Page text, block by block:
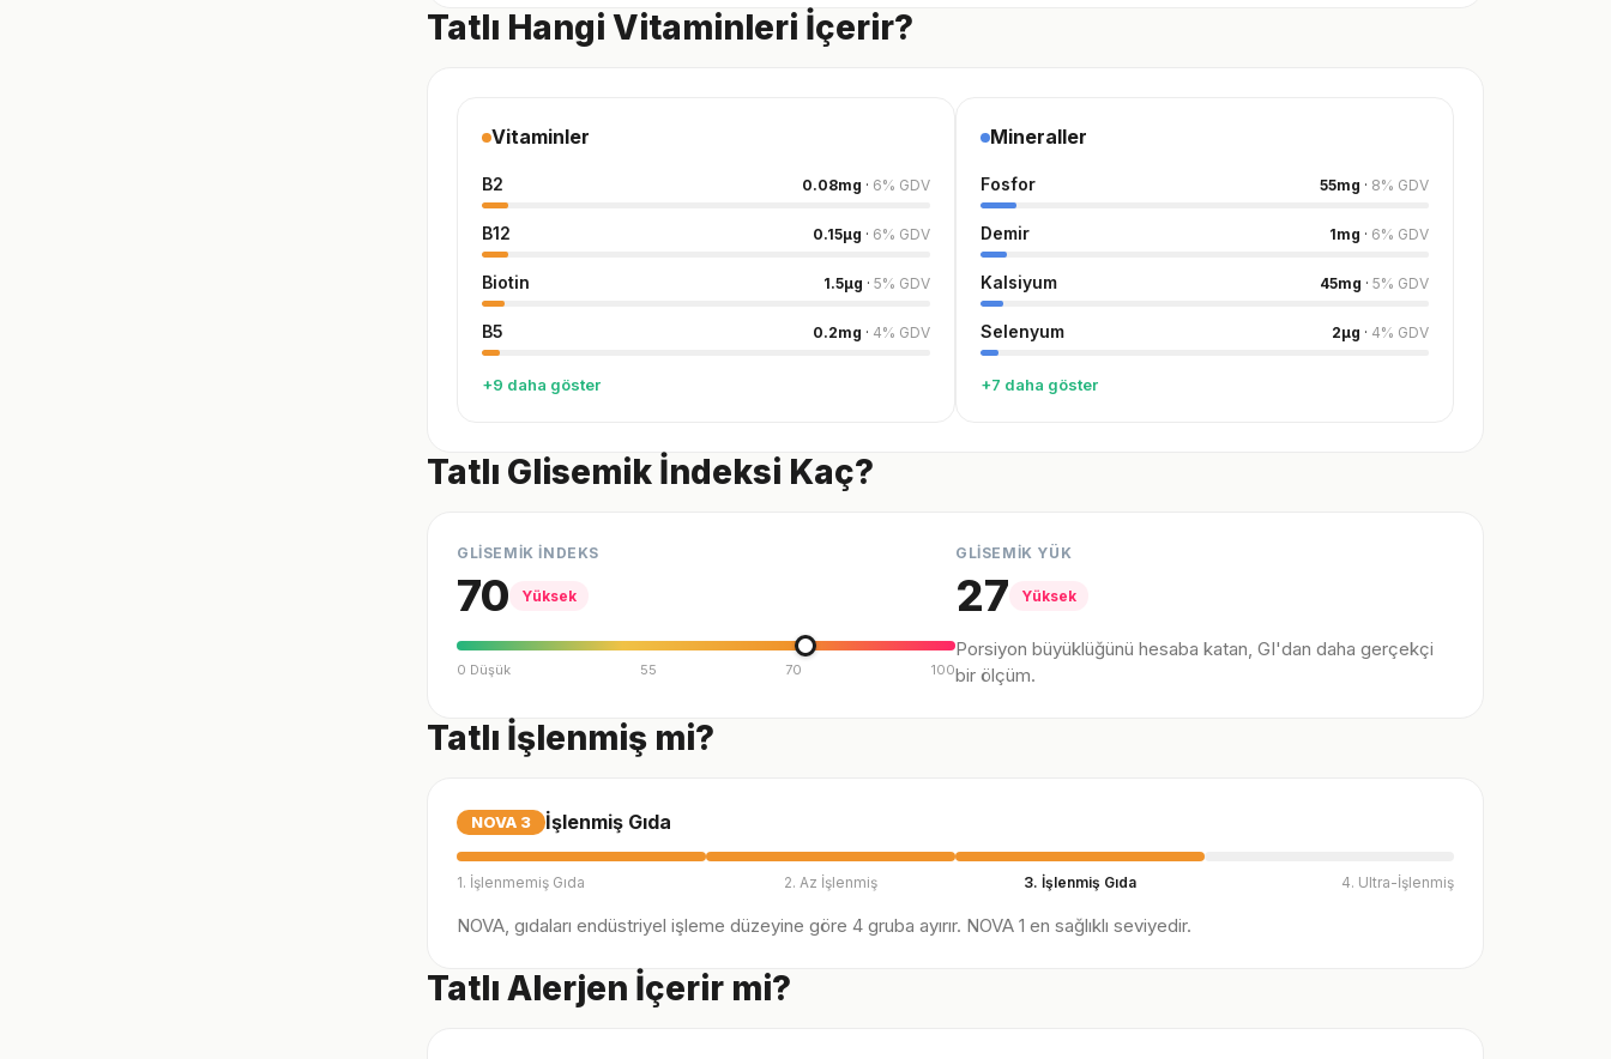
Tatlı Hangi Vitaminleri İçerir?
Vitaminler
B2 0.08mg · 6% GDV
B12 0.15µg · 6% GDV
Biotin 1.5µg · 5% GDV
B5 0.2mg · 4% GDV
+9 daha göster
Mineraller
Fosfor 55mg · 8% GDV
Demir 1mg · 6% GDV
Kalsiyum 45mg · 5% GDV
Selenyum 2µg · 4% GDV
+7 daha göster
Tatlı Glisemik İndeksi Kaç?
GLİSEMİK İNDEKS
70 Yüksek
0 Düşük 55 70 100
GLİSEMİK YÜK
27 Yüksek
Porsiyon büyüklüğünü hesaba katan, GI'dan daha gerçekçi
bir ölçüm.
Tatlı İşlenmiş mi?
NOVA 3 İşlenmiş Gıda
1. İşlenmemiş Gıda 2. Az İşlenmiş 3. İşlenmiş Gıda 4. Ultra-İşlenmiş
NOVA, gıdaları endüstriyel işleme düzeyine göre 4 gruba ayırır. NOVA 1 en sağlıklı seviyedir.
Tatlı Alerjen İçerir mi?